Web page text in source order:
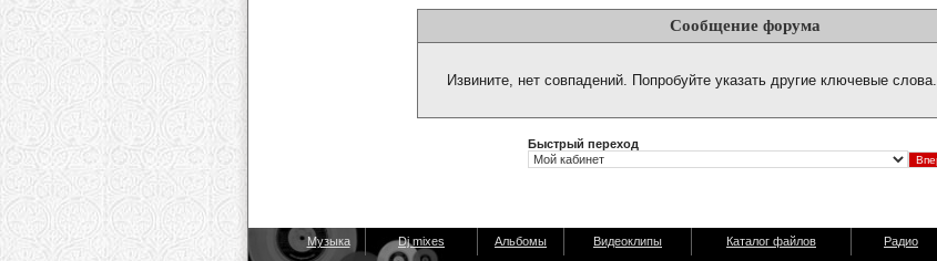
Сообщение форума
Извините, нет совпадений. Попробуйте указать другие ключевые слова.
Быстрый переход
Музыка Dj mixes Альбомы Видеоклипы Каталог файлов Радио